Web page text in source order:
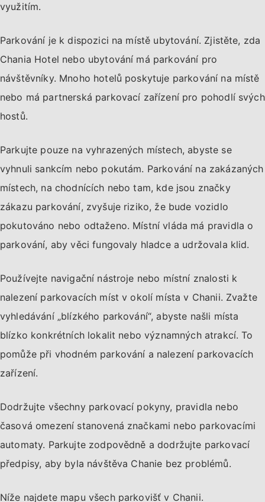
využitím.
Parkování je k dispozici na místě ubytování. Zjistěte, zda
Chania Hotel nebo ubytování má parkování pro
návštěvníky. Mnoho hotelů poskytuje parkování na místě
nebo má partnerská parkovací zařízení pro pohodlí svých
hostů.
Parkujte pouze na vyhrazených místech, abyste se
vyhnuli sankcím nebo pokutám. Parkování na zakázaných
místech, na chodnících nebo tam, kde jsou značky
zákazu parkování, zvyšuje riziko, že bude vozidlo
pokutováno nebo odtaženo. Místní vláda má pravidla o
parkování, aby věci fungovaly hladce a udržovala klid.
Používejte navigační nástroje nebo místní znalosti k
nalezení parkovacích míst v okolí místa v Chanii. Zvažte
vyhledávání „blízkého parkování“, abyste našli místa
blízko konkrétních lokalit nebo významných atrakcí. To
pomůže při vhodném parkování a nalezení parkovacích
zařízení.
Dodržujte všechny parkovací pokyny, pravidla nebo
časová omezení stanovená značkami nebo parkovacími
automaty. Parkujte zodpovědně a dodržujte parkovací
předpisy, aby byla návštěva Chanie bez problémů.
Níže najdete mapu všech parkovišť v Chanii.